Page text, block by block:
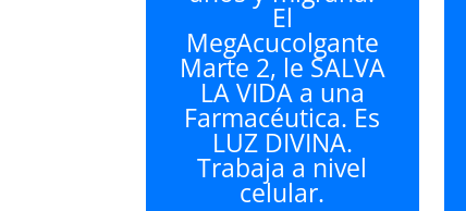
El
MegAcucolgante
Marte 2, le SALVA
LA VIDA a una
Farmacéutica. Es
LUZ DIVINA.
Trabaja a nivel
celular.